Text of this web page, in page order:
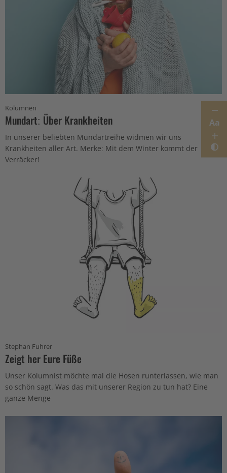
Aa
Kolumnen
Mundart: Über Krankheiten
In unserer beliebten Mundartreihe widmen wir uns
Krankheiten aller Art. Merke: Mit dem Winter kommt der
Verräcker!
Stephan Fuhrer
Zeigt her Eure Füße
Unser Kolumnist möchte mal die Hosen runterlassen, wie man
so schön sagt. Was das mit unserer Region zu tun hat? Eine
ganze Menge